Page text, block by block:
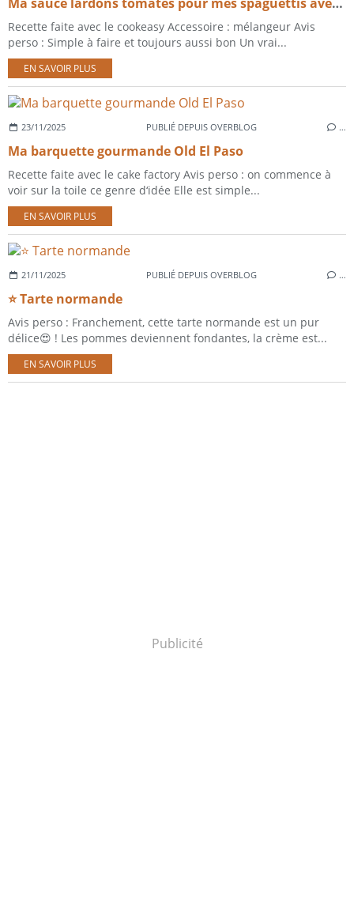
Recette faite avec le cookeasy Accessoire : mélangeur Avis
perso : Simple à faire et toujours aussi bon Un vrai...
EN SAVOIR PLUS
23/11/2025 PUBLIÉ DEPUIS OVERBLOG …
Ma barquette gourmande Old El Paso
Recette faite avec le cake factory Avis perso : on commence à
voir sur la toile ce genre d‘idée Elle est simple...
EN SAVOIR PLUS
21/11/2025 PUBLIÉ DEPUIS OVERBLOG …
⭐ Tarte normande
Avis perso : Franchement, cette tarte normande est un pur
délice😍 ! Les pommes deviennent fondantes, la crème est...
EN SAVOIR PLUS
Publicité